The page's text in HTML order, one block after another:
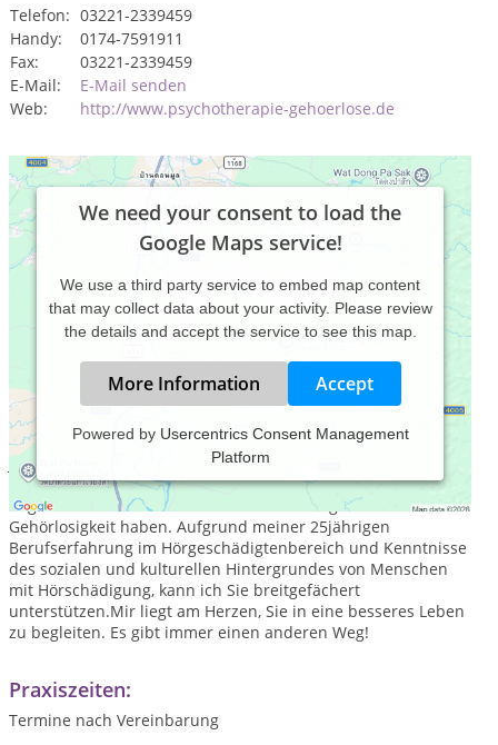
Telefon: 03221-2339459
Handy:
0174-7591911
Fax:
03221-2339459
E-Mail:
E-Mail senden
Web:
http://www.psychotherapie-gehoerlose.de
We need your consent to load the
Google Maps service!
We use a third party service to embed map content
that may collect data about your activity. Please review
the details and accept the service to see this map.
More Information Accept
Powered by Usercentrics Consent Management
Platform
Jahrgang 1961, Mutter von drei Kindern in der Pubertät Ich
engagiere mich seit vielen Jahren für Menschen, die eine
angeborene oder erworbene Hörminderung oder
Gehörlosigkeit haben. Aufgrund meiner 25jährigen
Berufserfahrung im Hörgeschädigtenbereich und Kenntnisse
des sozialen und kulturellen Hintergrundes von Menschen
mit Hörschädigung, kann ich Sie breitgefächert
unterstützen.Mir liegt am Herzen, Sie in eine besseres Leben
zu begleiten. Es gibt immer einen anderen Weg!
Praxiszeiten:
Termine nach Vereinbarung